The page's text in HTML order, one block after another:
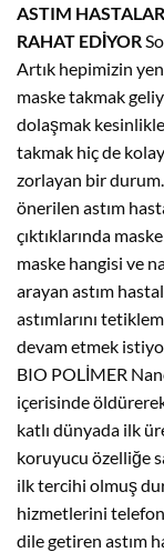
ASTIM
RAHAT EDİYOR
Artık hepimizin
maske takmak
dolaşmak
takmak hiç de
zorlayan bir
önerilen astım
çıktıklarında
maske hangisi ve
arayan astım
astımlarını
devam etmek
BIO POLİMER
içerisinde
katlı dünyada ilk
koruyucu özelliğe
ilk tercihi olmuş
hizmetlerini
dile getiren astım